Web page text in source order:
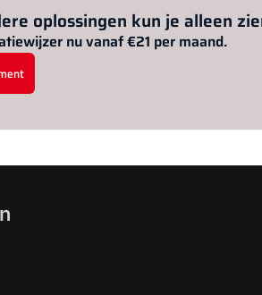
oplossingen kun je alleen
nu vanaf €21 per maand.